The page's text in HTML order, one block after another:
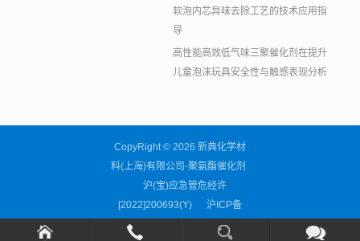
软泡内芯异味去除工艺的技术应用指
导
高性能高效低气味三聚催化剂在提升
儿童泡沫玩具安全性与触感表现分析
CopyRight © 2026 新典化学材
料(上海)有限公司-聚氨酯催化剂
沪(宝)应急管危经许
[2022]200693(Y) 沪ICP备